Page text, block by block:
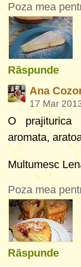
Poza mea
Răspunde
Ana
17 Mar
O prajiturica
aromata,
Multumesc
Poza mea
Răspunde